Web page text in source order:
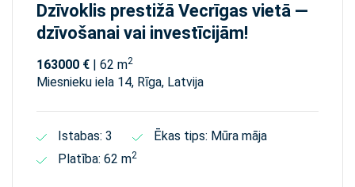
Dzīvoklis prestižā Vecrīgas vietā —
dzīvošanai vai investīcijām!
163000 € | 62 m2
Miesnieku iela 14, Rīga, Latvija
Istabas: 3
Ēkas tips: Mūra māja
Platība: 62 m2